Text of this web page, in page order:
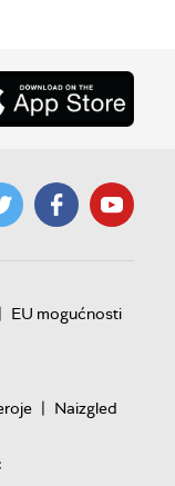
| EU mogućnosti
| Naizgled